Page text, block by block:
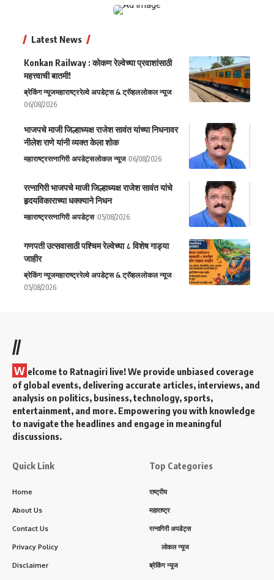
Latest News
Konkan Railway : कोकण रेल्वेच्या प्रवाशांसाठी
महत्त्वाची बातमी!
ब्रेकिंग न्यूजमहाराष्ट्ररेल्वे अपडेट्स & ट्रॅव्हललोकल न्यूज
06/08/2026
भाजपचे माजी जिल्हाध्यक्ष राजेश सावंत यांच्या निधनावर
नीलेश राणे यांनी व्यक्त केला शोक
महाराष्ट्ररत्नागिरी अपडेट्सलोकल न्यूज 06/08/2026
रत्नागिरी भाजपचे माजी जिल्हाध्यक्ष राजेश सावंत यांचे
हृदयविकाराच्या धक्क्याने निधन
महाराष्ट्ररत्नागिरी अपडेट्स 05/08/2026
गणपती उत्सवासाठी पश्चिम रेल्वेच्या ८ विशेष गाड्या
जाहीर
ब्रेकिंग न्यूजमहाराष्ट्ररेल्वे अपडेट्स & ट्रॅव्हललोकल न्यूज
05/08/2026
//
W elcome to Ratnagiri live! We provide unbiased coverage
of global events, delivering accurate articles, interviews, and
analysis on politics, business, technology, sports,
entertainment, and more. Empowering you with knowledge
to navigate the headlines and engage in meaningful
discussions.
Quick Link
Home
About Us
Contact Us
Privacy Policy
Disclaimer
Top Categories
राष्ट्रीय
महाराष्ट्र
रत्नागिरी अपडेट्स
लोकल न्यूज
ब्रेकिंग न्यूज